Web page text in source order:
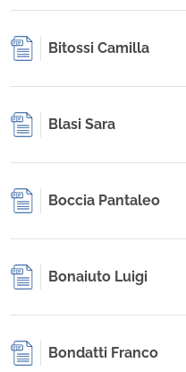
Bitossi Camilla
Blasi Sara
Boccia Pantaleo
Bonaiuto Luigi
Bondatti Franco